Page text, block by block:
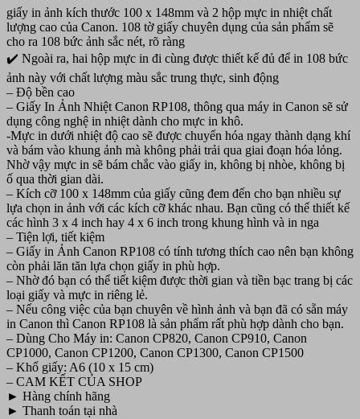
giấy in ảnh kích thước 100 x 148mm và 2 hộp mực in nhiệt chất
lượng cao của Canon. 108 tờ giấy chuyên dụng của sản phẩm sẽ
cho ra 108 bức ảnh sắc nét, rõ ràng
✔️ Ngoài ra, hai hộp mực in đi cùng được thiết kế đủ để in 108 bức
ảnh này với chất lượng màu sắc trung thực, sinh động
– Độ bền cao
– Giấy In Ảnh Nhiệt Canon RP108, thông qua máy in Canon sẽ sử
dụng công nghệ in nhiệt dành cho mực in khô.
-Mực in dưới nhiệt độ cao sẽ được chuyển hóa ngay thành dạng khí
và bám vào khung ảnh mà không phải trải qua giai đoạn hóa lỏng.
Nhờ vậy mực in sẽ bám chắc vào giấy in, không bị nhòe, không bị
ố qua thời gian dài.
– Kích cỡ 100 x 148mm của giấy cũng đem đến cho bạn nhiều sự
lựa chọn in ảnh với các kích cỡ khác nhau. Bạn cũng có thể thiết kế
các hình 3 x 4 inch hay 4 x 6 inch trong khung hình và in nga
– Tiện lợi, tiết kiệm
– Giấy in Ảnh Canon RP108 có tính tương thích cao nên bạn không
còn phải lăn tăn lựa chọn giấy in phù hợp.
– Nhờ đó bạn có thể tiết kiệm được thời gian và tiền bạc trang bị các
loại giấy và mực in riêng lẻ.
– Nếu công việc của bạn chuyên về hình ảnh và bạn đã có sẵn máy
in Canon thì Canon RP108 là sản phẩm rất phù hợp dành cho bạn.
– Dùng Cho Máy in: Canon CP820, Canon CP910, Canon
CP1000, Canon CP1200, Canon CP1300, Canon CP1500
– Khổ giấy: A6 (10 x 15 cm)
– CAM KẾT CỦA SHOP
► Hàng chính hãng
► Thanh toán tại nhà